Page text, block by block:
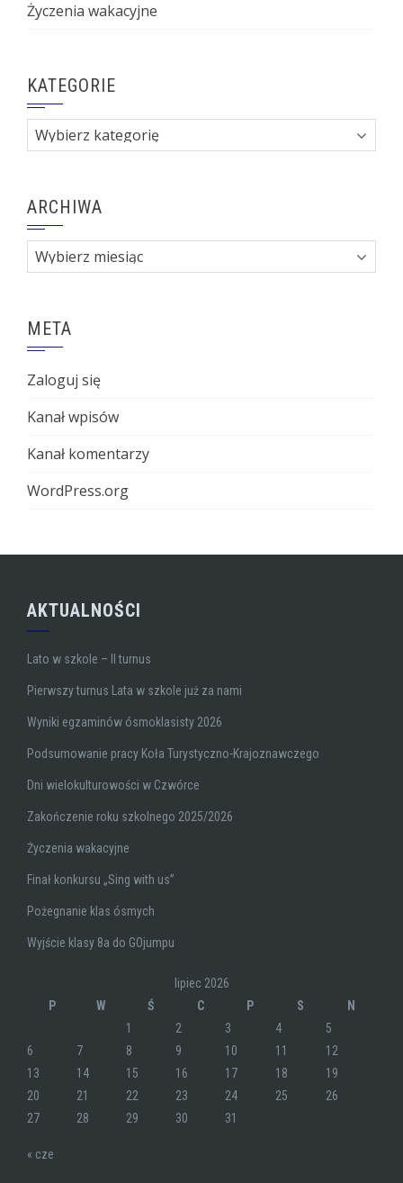
Życzenia wakacyjne
KATEGORIE
Kategorie
ARCHIWA
Archiwa
META
Zaloguj się
Kanał wpisów
Kanał komentarzy
WordPress.org
AKTUALNOŚCI
Lato w szkole – II turnus
Pierwszy turnus Lata w szkole już za nami
Wyniki egzaminów ósmoklasisty 2026
Podsumowanie pracy Koła Turystyczno-Krajoznawczego
Dni wielokulturowości w Czwórce
Zakończenie roku szkolnego 2025/2026
Życzenia wakacyjne
Finał konkursu „Sing with us”
Pożegnanie klas ósmych
Wyjście klasy 8a do GOjumpu
lipiec 2026
P
W Ś C P S
N
1
2 3 4
5
6
7 8 9 10 11
12
13
14 15 16 17 18
19
20
21 22 23 24 25
26
27
28 29 30 31
« cze